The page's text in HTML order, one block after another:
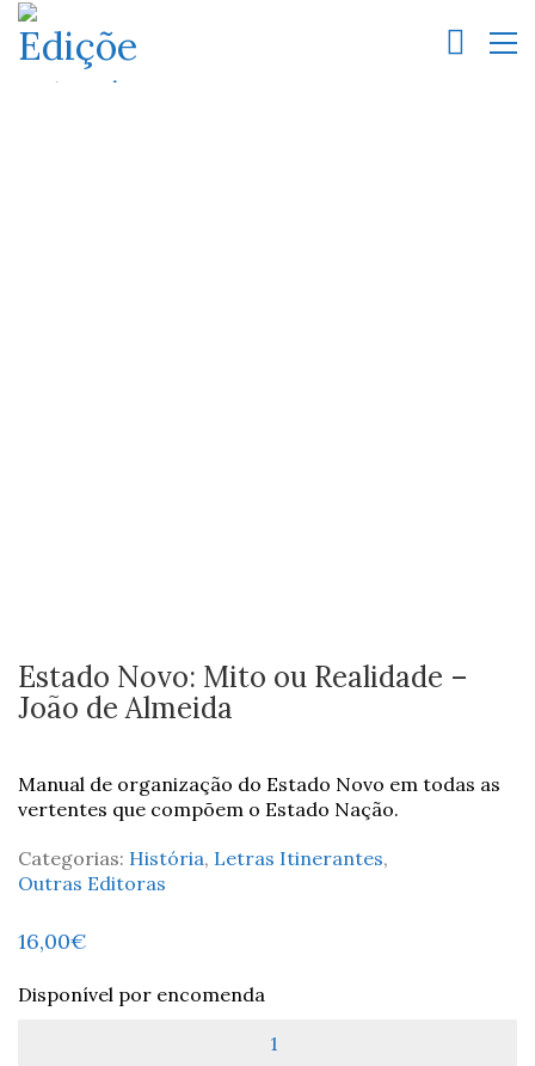
Estado Novo: Mito ou Realidade –
João de Almeida
Manual de organização do Estado Novo em todas as
vertentes que compõem o Estado Nação.
Categorias: História, Letras Itinerantes,
Outras Editoras
16,00€
Disponível por encomenda